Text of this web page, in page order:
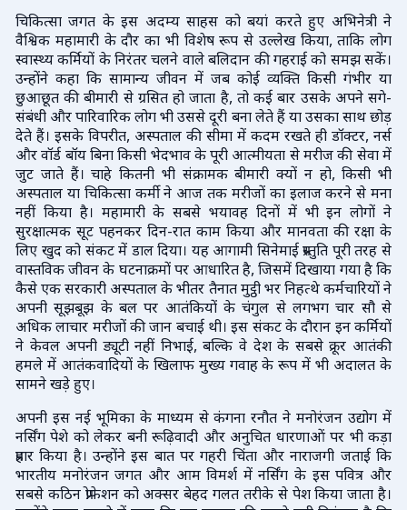
चिकित्सा जगत के इस अदम्य साहस को बयां करते हुए अभिनेत्री ने
वैश्विक महामारी के दौर का भी विशेष रूप से उल्लेख किया, ताकि लोग
स्वास्थ्य कर्मियों के निरंतर चलने वाले बलिदान की गहराई को समझ सकें।
उन्होंने कहा कि सामान्य जीवन में जब कोई व्यक्ति किसी गंभीर या
छुआछूत की बीमारी से ग्रसित हो जाता है, तो कई बार उसके अपने सगे-
संबंधी और पारिवारिक लोग भी उससे दूरी बना लेते हैं या उसका साथ छोड़
देते हैं। इसके विपरीत, अस्पताल की सीमा में कदम रखते ही डॉक्टर, नर्स
और वॉर्ड बॉय बिना किसी भेदभाव के पूरी आत्मीयता से मरीज की सेवा में
जुट जाते हैं। चाहे कितनी भी संक्रामक बीमारी क्यों न हो, किसी भी
अस्पताल या चिकित्सा कर्मी ने आज तक मरीजों का इलाज करने से मना
नहीं किया है। महामारी के सबसे भयावह दिनों में भी इन लोगों ने
सुरक्षात्मक सूट पहनकर दिन-रात काम किया और मानवता की रक्षा के
लिए खुद को संकट में डाल दिया। यह आगामी सिनेमाई प्रस्तुति पूरी तरह से
वास्तविक जीवन के घटनाक्रमों पर आधारित है, जिसमें दिखाया गया है कि
कैसे एक सरकारी अस्पताल के भीतर तैनात मुट्ठी भर निहत्थे कर्मचारियों ने
अपनी सूझबूझ के बल पर आतंकियों के चंगुल से लगभग चार सौ से
अधिक लाचार मरीजों की जान बचाई थी। इस संकट के दौरान इन कर्मियों
ने केवल अपनी ड्यूटी नहीं निभाई, बल्कि वे देश के सबसे क्रूर आतंकी
हमले में आतंकवादियों के खिलाफ मुख्य गवाह के रूप में भी अदालत के
सामने खड़े हुए।
अपनी इस नई भूमिका के माध्यम से कंगना रनौत ने मनोरंजन उद्योग में
नर्सिंग पेशे को लेकर बनी रूढ़िवादी और अनुचित धारणाओं पर भी कड़ा
प्रहार किया है। उन्होंने इस बात पर गहरी चिंता और नाराजगी जताई कि
भारतीय मनोरंजन जगत और आम विमर्श में नर्सिंग के इस पवित्र और
सबसे कठिन प्रोफेशन को अक्सर बेहद गलत तरीके से पेश किया जाता है।